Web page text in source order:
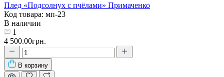
Плед «Подсолнух с пчёлами» Примаченко
Код товара: мп-23
В наличии
1
4 500.00грн.
В корзину